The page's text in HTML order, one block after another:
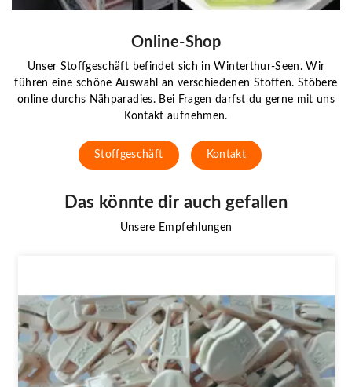
Online-Shop
Unser Stoffgeschäft befindet sich in Winterthur-Seen. Wir
führen eine schöne Auswahl an verschiedenen Stoffen. Stöbere
online durchs Nähparadies. Bei Fragen darfst du gerne mit uns
Kontakt aufnehmen.
Stoffgeschäft Kontakt
Das könnte dir auch gefallen
Unsere Empfehlungen